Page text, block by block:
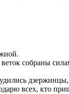
собраны
всех, кто